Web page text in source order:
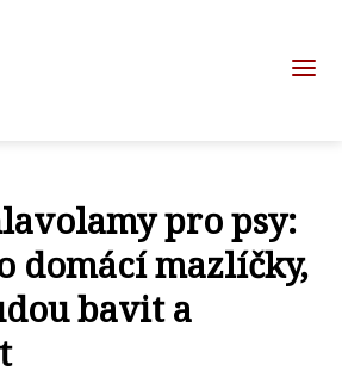
pro psy:
domácí mazlíčky,
bavit a